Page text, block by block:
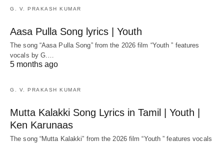
G. V. PRAKASH KUMAR
Aasa Pulla Song lyrics | Youth
The song “Aasa Pulla Song” from the 2026 film “Youth ” features
vocals by G.…
5 months ago
G. V. PRAKASH KUMAR
Mutta Kalakki Song Lyrics in Tamil | Youth |
Ken Karunaas
The song “Mutta Kalakki” from the 2026 film “Youth ” features vocals